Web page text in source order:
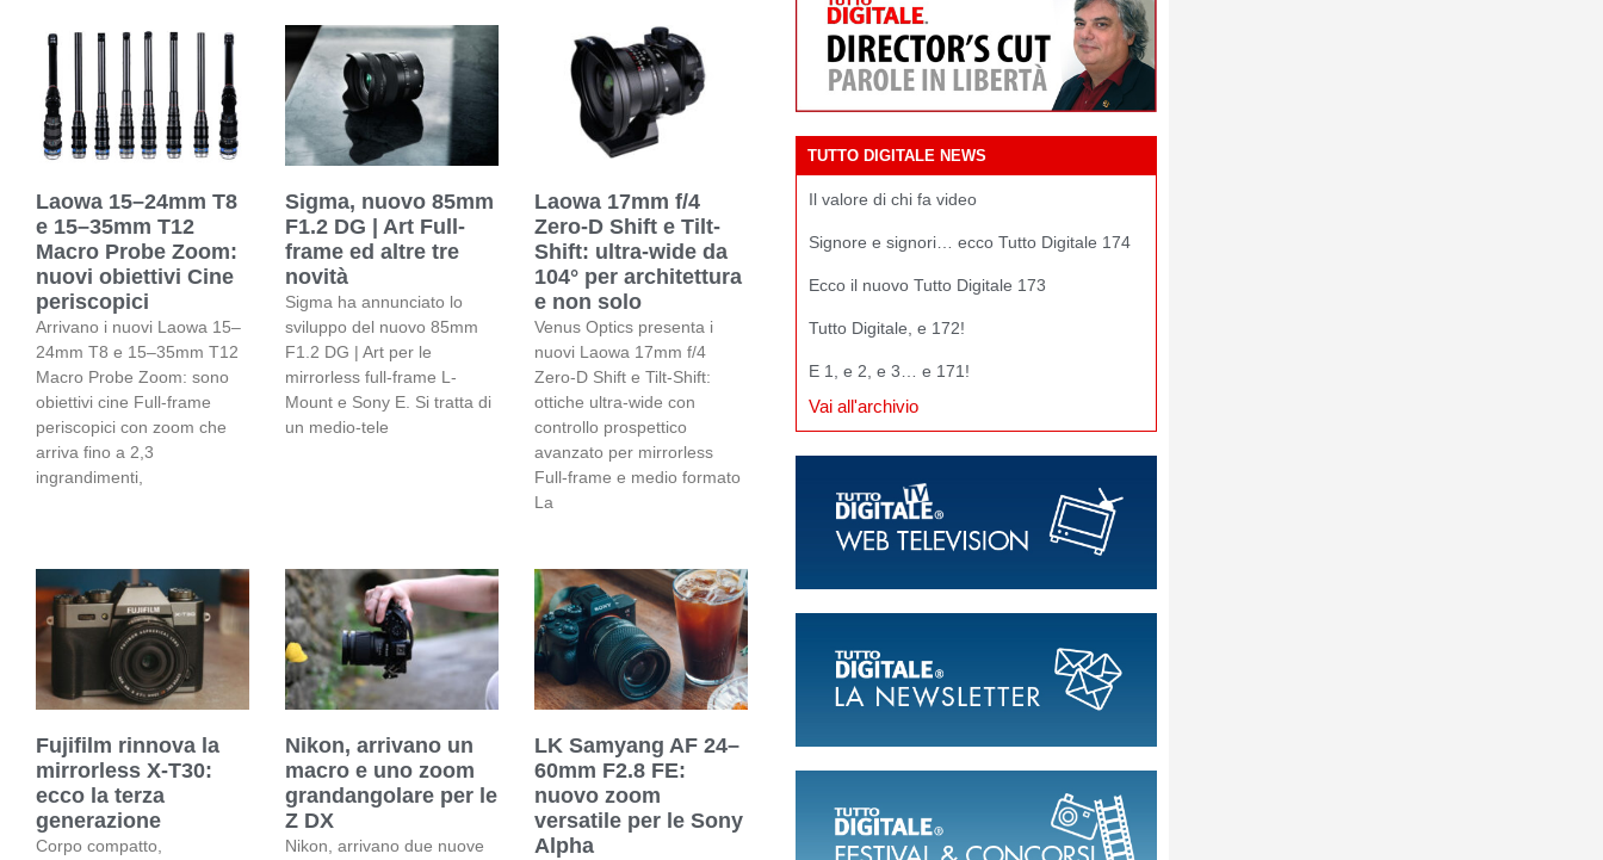
Laowa 15–24mm T8
e 15–35mm T12
Macro Probe Zoom:
nuovi obiettivi Cine
periscopici
Arrivano i nuovi Laowa 15–
24mm T8 e 15–35mm T12
Macro Probe Zoom: sono
obiettivi cine Full-frame
periscopici con zoom che
arriva fino a 2,3
ingrandimenti,
Sigma, nuovo 85mm
F1.2 DG | Art Full-
frame ed altre tre
novità
Sigma ha annunciato lo
sviluppo del nuovo 85mm
F1.2 DG | Art per le
mirrorless full-frame L-
Mount e Sony E. Si tratta di
un medio-tele
Laowa 17mm f/4
Zero-D Shift e Tilt-
Shift: ultra-wide da
104° per architettura
e non solo
Venus Optics presenta i
nuovi Laowa 17mm f/4
Zero-D Shift e Tilt-Shift:
ottiche ultra-wide con
controllo prospettico
avanzato per mirrorless
Full-frame e medio formato
La
Fujifilm rinnova la
mirrorless X-T30:
ecco la terza
generazione
Corpo compatto,
Nikon, arrivano un
macro e uno zoom
grandangolare per le
Z DX
Nikon, arrivano due nuove
LK Samyang AF 24–
60mm F2.8 FE:
nuovo zoom
versatile per le Sony
Alpha
TUTTO DIGITALE NEWS
Il valore di chi fa video
Signore e signori… ecco Tutto Digitale 174
Ecco il nuovo Tutto Digitale 173
Tutto Digitale, e 172!
E 1, e 2, e 3… e 171!
Vai all'archivio